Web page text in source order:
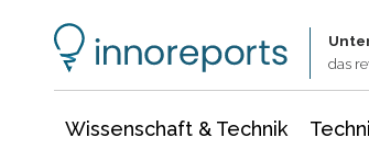
das
Wissenschaft & Technik